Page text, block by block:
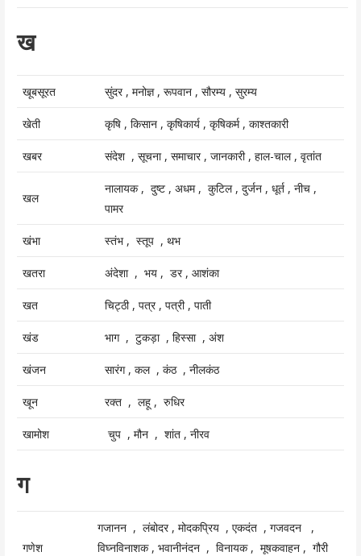
ख
खूबसूरत सुंदर , मनोज्ञ , रूपवान , सौरम्य , सुरम्य
खेती कृषि , किसान , कृषिकार्य , कृषिकर्म , काश्तकारी
खबर संदेश , सूचना , समाचार , जानकारी , हाल-चाल , वृतांत
खल
नालायक , दुष्ट , अधम , कुटिल , दुर्जन , धूर्त , नीच ,
पामर
खंभा स्तंभ , स्तूप , थभ
खतरा अंदेशा , भय , डर , आशंका
खत चिट्ठी , पत्र , पत्री , पाती
खंड भाग , टुकड़ा , हिस्सा , अंश
खंजन सारंग , कल , कंठ , नीलकंठ
खून रक्त , लहू , रुधिर
खामोश चुप , मौन , शांत , नीरव
ग
गणेश
गजानन , लंबोदर , मोदकप्रिय , एकदंत , गजवदन ,
विघ्नविनाशक , भवानीनंदन , विनायक , मूषकवाहन , गौरी